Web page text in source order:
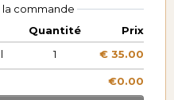
commande
Quantité
Prix
1 € 35.00
€0.00